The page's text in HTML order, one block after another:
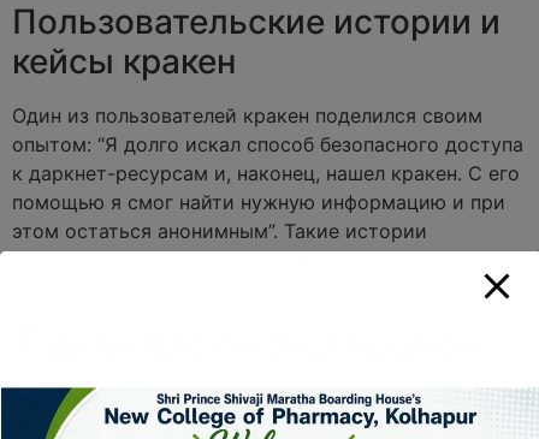
Пользовательские истории и
кейсы кракен
Один из пользователей кракен поделился своим
опытом: “Я долго искал способ безопасного доступа
к даркнет-ресурсам и, наконец, нашел кракен. С его
помощью я смог найти нужную информацию и при
этом остаться анонимным”. Такие истории
Хотя кракен в первую очередь фокусируется на
безопасности, существуют плановые тарифы для